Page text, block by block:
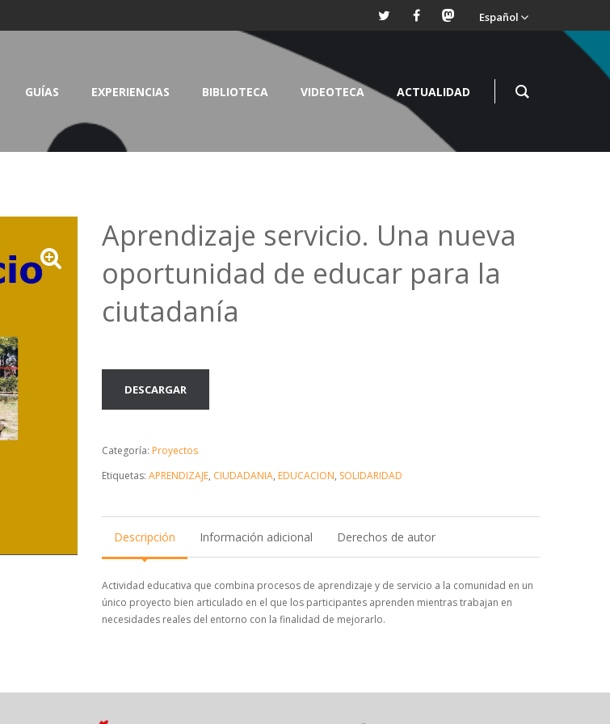
Español
GUÍAS EXPERIENCIAS BIBLIOTECA VIDEOTECA ACTUALIDAD
Aprendizaje servicio. Una nueva
oportunidad de educar para la
ciutadanía
DESCARGAR
Categoría: Proyectos
Etiquetas:APRENDIZAJE, CIUDADANIA, EDUCACION, SOLIDARIDAD
Descripción Información adicional Derechos de autor
Actividad educativa que combina procesos de aprendizaje y de servicio a la comunidad en un
único proyecto bien articulado en el que los participantes aprenden mientras trabajan en
necesidades reales del entorno con la finalidad de mejorarlo.